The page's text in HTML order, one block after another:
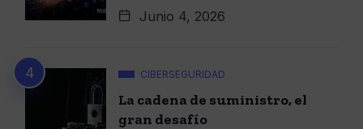
Junio 4, 2026
CIBERSEGURIDAD
La cadena de suministro, el
gran desafío